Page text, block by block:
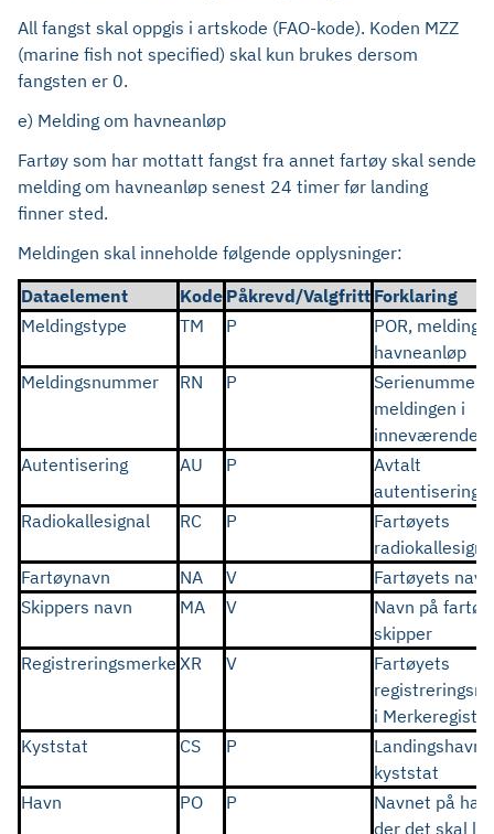
All fangst skal oppgis i artskode (FAO-kode). Koden MZZ
(marine fish not specified) skal kun brukes dersom
fangsten er 0.
e) Melding om havneanløp
Fartøy som har mottatt fangst fra annet fartøy skal sende
melding om havneanløp senest 24 timer før landing
finner sted.
Meldingen skal inneholde følgende opplysninger:
Dataelement
Kode Påkrevd/Valgfritt Forklaring
Meldingstype
TM P
POR, melding
havneanløp
Meldingsnummer
RN P
Serienummer
meldingen i
inneværende
Autentisering
AU P
Avtalt
Radiokallesignal
RC P
Fartøyets
Fartøynavn
NA V
Fartøyets navn
Skippers navn
MA V
Navn på
skipper
Registreringsmerke XR V
Fartøyets
i
Kyststat
CS P
kyststat
Havn
PO P
Navnet på
der det skal